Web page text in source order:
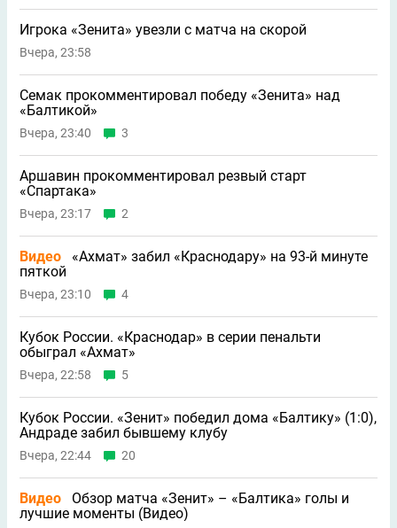
Игрока «Зенита» увезли с матча на скорой
Вчера, 23:58
Семак прокомментировал победу «Зенита» над
«Балтикой»
Вчера, 23:40 3
Аршавин прокомментировал резвый старт
«Спартака»
Вчера, 23:17 2
Видео
«Ахмат» забил «Краснодару» на 93-й минуте
пяткой
Вчера, 23:10 4
Кубок России. «Краснодар» в серии пенальти
обыграл «Ахмат»
Вчера, 22:58 5
Кубок России. «Зенит» победил дома «Балтику» (1:0),
Андраде забил бывшему клубу
Вчера, 22:44 20
Видео
Обзор матча «Зенит» – «Балтика» голы и
лучшие моменты (Видео)